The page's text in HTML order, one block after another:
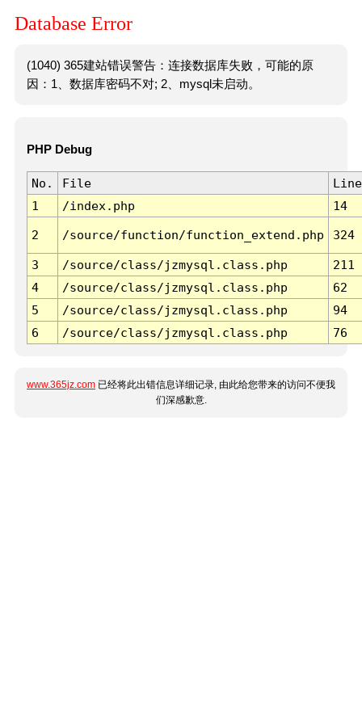
Database Error
(1040) 365建站错误警告：连接数据库失败，可能的原
因：1、数据库密码不对; 2、mysql未启动。
PHP Debug
No. File
Line
1
/index.php 14
2 /source/function/function_extend.php 324
3 /source/class/jzmysql.class.php
211
4
/source/class/jzmysql.class.php
62
5
/source/class/jzmysql.class.php
94
6
/source/class/jzmysql.class.php 76
www.365jz.com 已经将此出错信息详细记录, 由此给您带来的访问不便我
们深感歉意.